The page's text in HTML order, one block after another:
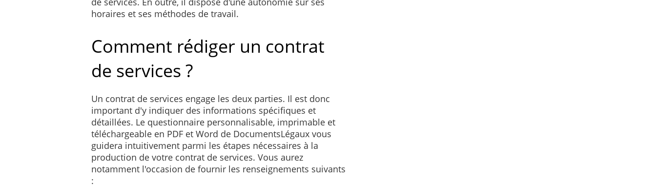
horaires et ses méthodes de travail.
Comment rédiger un contrat
de services ?
Un contrat de services engage les deux parties. Il est donc
important d'y indiquer des informations spécifiques et
détaillées. Le questionnaire personnalisable, imprimable et
téléchargeable en PDF et Word de DocumentsLégaux vous
guidera intuitivement parmi les étapes nécessaires à la
production de votre contrat de services. Vous aurez
notamment l'occasion de fournir les renseignements suivants
: